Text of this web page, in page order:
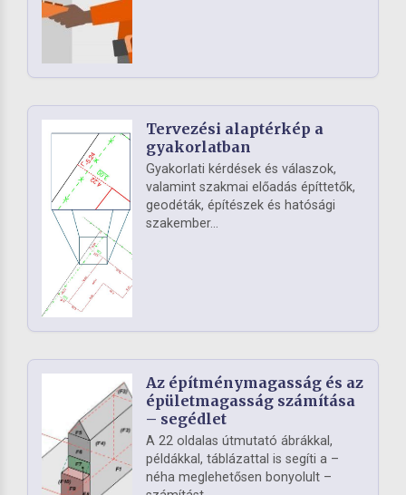
Tervezési alaptérkép a
gyakorlatban
Gyakorlati kérdések és válaszok,
valamint szakmai előadás építtetők,
geodéták, építészek és hatósági
szakember...
Az építménymagasság és az
épületmagasság számítása
– segédlet
A 22 oldalas útmutató ábrákkal,
példákkal, táblázattal is segíti a –
néha meglehetősen bonyolult –